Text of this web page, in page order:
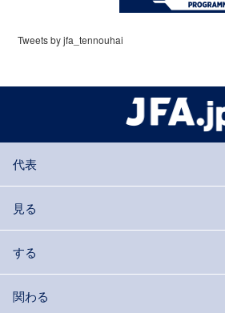
Tweets by jfa_tennouhai
代表
見る
する
関わる